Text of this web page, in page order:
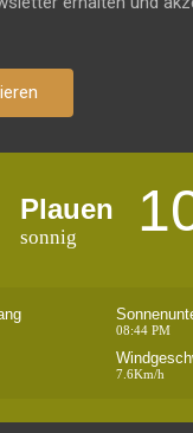
Plauen
sonnig
08:44 PM
7.6Km/h